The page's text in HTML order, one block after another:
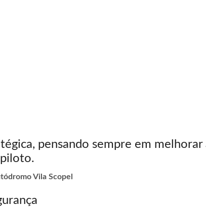
pensando sempre em melhorar
Vila Scopel